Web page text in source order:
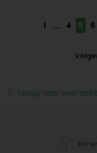
1 ... 4 5 6
Terug naar overzicht